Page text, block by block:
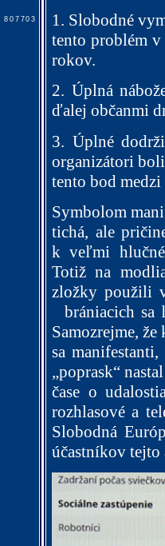
1. Slobodné
tento problém
rokov.
2. Úplná
ďalej občanmi
3. Úplné
organizátori
tento bod
Symbolom
tichá, ale
k veľmi
Totiž na
zložky použili
brániacich
Samozrejme,
sa
„poprask“
čase o
rozhlasové a
Slobodná
účastníkov tejto
807703